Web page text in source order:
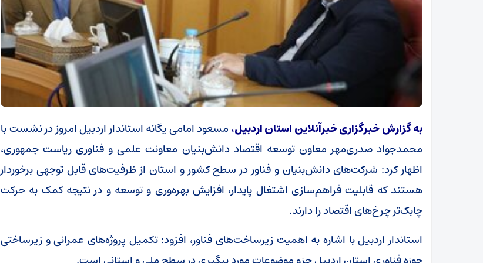
به گزارش خبرگزاری خبرآنلاین استان اردبیل، مسعود امامی یگانه استاندار اردبیل امروز در نشست با
محمدجواد صدری‌مهر معاون توسعه اقتصاد دانش‌بنیان معاونت علمی و فناوری ریاست جمهوری،
اظهار کرد: شرکت‌های دانش‌بنیان و فناور در سطح کشور و استان از ظرفیت‌های قابل توجهی برخوردار
هستند که قابلیت فراهم‌سازی اشتغال پایدار، افزایش بهره‌وری و توسعه و در نتیجه کمک به حرکت
چابک‌تر چرخ‌های اقتصاد را دارند.
استاندار اردبیل با اشاره به اهمیت زیرساخت‌های فناور، افزود: تکمیل پروژه‌های عمرانی و زیرساختی